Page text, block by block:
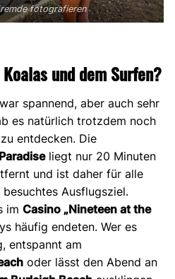
fotografieren
und dem Surfen?
spannend, aber auch sehr
es natürlich trotzdem noch
entdecken. Die
liegt nur 20 Minuten
und ist daher für alle
Ausflugsziel.
im Casino „Nineteen at the
häufig endeten. Wer es
entspannt am
oder lässt den Abend an